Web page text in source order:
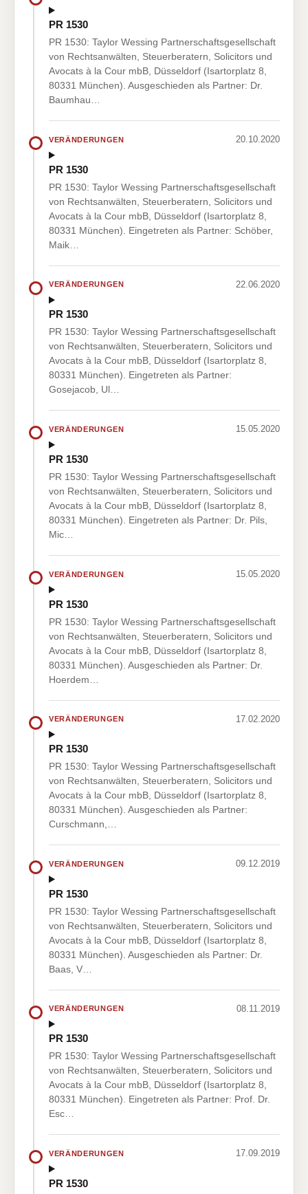
PR 1530
PR 1530: Taylor Wessing Partnerschaftsgesellschaft
von Rechtsanwälten, Steuerberatern, Solicitors und
Avocats à la Cour mbB, Düsseldorf (Isartorplatz 8,
80331 München). Ausgeschieden als Partner: Dr.
Baumhau…
VERÄNDERUNGEN 20.10.2020
PR 1530
PR 1530: Taylor Wessing Partnerschaftsgesellschaft
von Rechtsanwälten, Steuerberatern, Solicitors und
Avocats à la Cour mbB, Düsseldorf (Isartorplatz 8,
80331 München). Eingetreten als Partner: Schöber,
Maik…
VERÄNDERUNGEN 22.06.2020
PR 1530
PR 1530: Taylor Wessing Partnerschaftsgesellschaft
von Rechtsanwälten, Steuerberatern, Solicitors und
Avocats à la Cour mbB, Düsseldorf (Isartorplatz 8,
80331 München). Eingetreten als Partner:
Gosejacob, Ul…
VERÄNDERUNGEN 15.05.2020
PR 1530
PR 1530: Taylor Wessing Partnerschaftsgesellschaft
von Rechtsanwälten, Steuerberatern, Solicitors und
Avocats à la Cour mbB, Düsseldorf (Isartorplatz 8,
80331 München). Eingetreten als Partner: Dr. Pils,
Mic…
VERÄNDERUNGEN 15.05.2020
PR 1530
PR 1530: Taylor Wessing Partnerschaftsgesellschaft
von Rechtsanwälten, Steuerberatern, Solicitors und
Avocats à la Cour mbB, Düsseldorf (Isartorplatz 8,
80331 München). Ausgeschieden als Partner: Dr.
Hoerdem…
VERÄNDERUNGEN 17.02.2020
PR 1530
PR 1530: Taylor Wessing Partnerschaftsgesellschaft
von Rechtsanwälten, Steuerberatern, Solicitors und
Avocats à la Cour mbB, Düsseldorf (Isartorplatz 8,
80331 München). Ausgeschieden als Partner:
Curschmann,…
VERÄNDERUNGEN 09.12.2019
PR 1530
PR 1530: Taylor Wessing Partnerschaftsgesellschaft
von Rechtsanwälten, Steuerberatern, Solicitors und
Avocats à la Cour mbB, Düsseldorf (Isartorplatz 8,
80331 München). Ausgeschieden als Partner: Dr.
Baas, V…
VERÄNDERUNGEN 08.11.2019
PR 1530
PR 1530: Taylor Wessing Partnerschaftsgesellschaft
von Rechtsanwälten, Steuerberatern, Solicitors und
Avocats à la Cour mbB, Düsseldorf (Isartorplatz 8,
80331 München). Eingetreten als Partner: Prof. Dr.
Esc…
VERÄNDERUNGEN 17.09.2019
PR 1530